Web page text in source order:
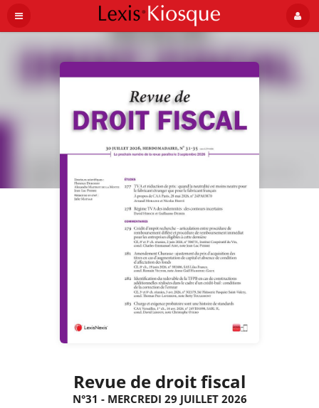
Revue de droit fiscal
N°31 - MERCREDI 29 JUILLET 2026